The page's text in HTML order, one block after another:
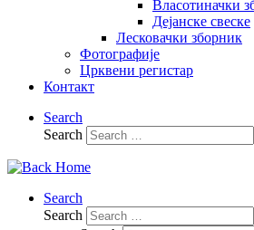
Власотиначки
Дејанске свеске
Лесковачки зборник
Фотографије
Црквени регистар
Контакт
Search
Search
Search
Search